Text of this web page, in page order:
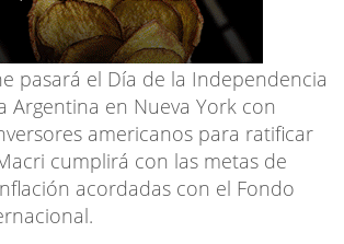
pasará el Día de la Independencia
Argentina en Nueva York con
americanos para ratificar
cumplirá con las metas de
acordadas con el Fondo